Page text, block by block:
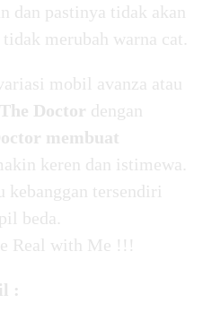
dan pastinya tidak akan
merubah warna cat.
mobil avanza atau
The Doctor dengan
membuat
keren dan istimewa.
tersendiri
beda.
Real with Me !!!
: